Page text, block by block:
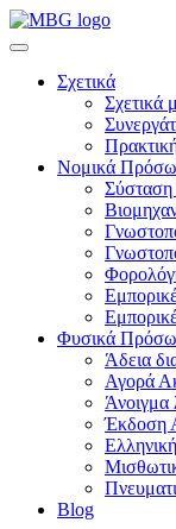
Σχετικά
Σχετικά
Νομικά
Σύσταση
Φυσικά
Άδεια
Αγορά
Άνοιγμα
Blog